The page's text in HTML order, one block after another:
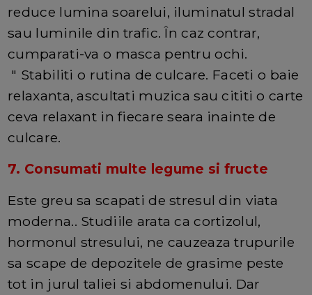
reduce lumina soarelui, iluminatul stradal
sau luminile din trafic. În caz contrar,
cumparati-va o masca pentru ochi.
" Stabiliti o rutina de culcare. Faceti o baie
relaxanta, ascultati muzica sau cititi o carte
ceva relaxant in fiecare seara inainte de
culcare.
7. Consumati multe legume si fructe
Este greu sa scapati de stresul din viata
moderna.. Studiile arata ca cortizolul,
hormonul stresului, ne cauzeaza trupurile
sa scape de depozitele de grasime peste
tot in jurul taliei si abdomenului. Dar